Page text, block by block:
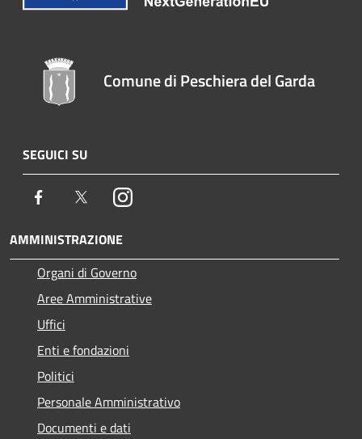
Comune di Peschiera del Garda
SEGUICI SU
Facebook TwitterInstagram
AMMINISTRAZIONE
Organi di Governo
Aree Amministrative
Uffici
Enti e fondazioni
Politici
Personale Amministrativo
Documenti e dati